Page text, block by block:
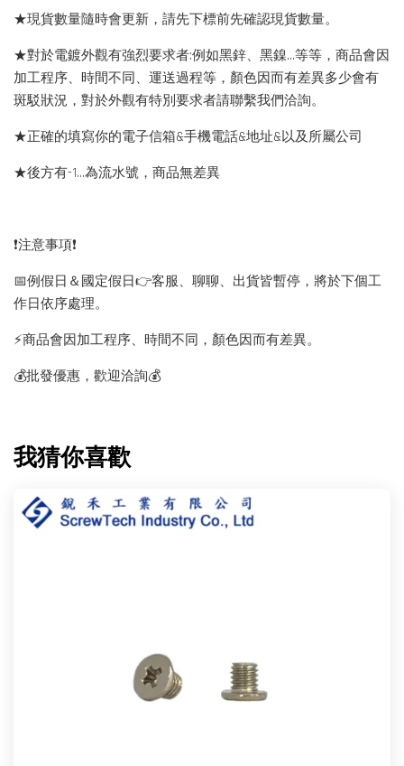
★現貨數量隨時會更新，請先下標前先確認現貨數量。
★對於電鍍外觀有強烈要求者:例如黑鋅、黑鎳...等等，商品會因
加工程序、時間不同、運送過程等，顏色因而有差異多少會有
斑駁狀況，對於外觀有特別要求者請聯繫我們洽詢。
★正確的填寫你的電子信箱&手機電話&地址&以及所屬公司
★後方有-1…為流水號，商品無差異
❗️注意事項❗️
📅例假日＆國定假日👉客服、聊聊、出貨皆暫停，將於下個工
作日依序處理。
⚡️商品會因加工程序、時間不同，顏色因而有差異。
💰批發優惠，歡迎洽詢💰
我猜你喜歡